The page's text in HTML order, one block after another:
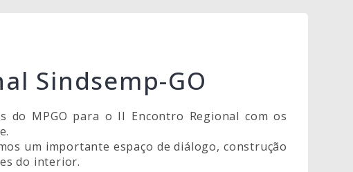
Sindsemp-GO
do MPGO para o II Encontro Regional com os
um importante espaço de diálogo, construção
do interior.